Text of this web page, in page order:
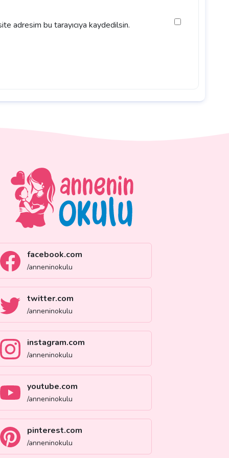
adresim bu tarayıcıya kaydedilsin.
facebook.com
/anneninokulu
twitter.com
/anneninokulu
instagram.com
/anneninokulu
youtube.com
/anneninokulu
pinterest.com
/anneninokulu